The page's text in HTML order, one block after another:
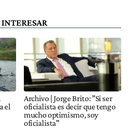
el
Archivo | Jorge Brito: "Si ser
oficialista es decir que tengo
mucho optimismo, soy
oficialista"